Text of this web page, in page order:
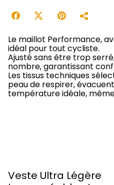
Le maillot Performance,
idéal pour tout cycliste.
Ajusté sans être trop
nombre, garantissant
Les tissus techniques
peau de respirer,
température idéale,
Veste Ultra Légère